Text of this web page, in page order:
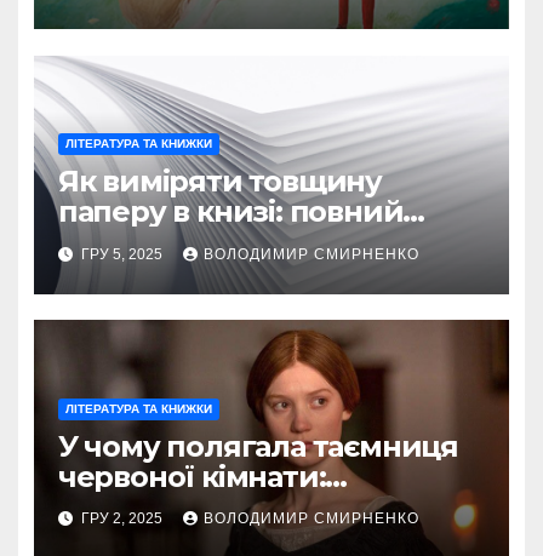
ЛІТЕРАТУРА ТА КНИЖКИ
Як виміряти товщину
паперу в книзі: повний
посібник
ГРУ 5, 2025 ВОЛОДИМИР СМИРНЕНКО
ЛІТЕРАТУРА ТА КНИЖКИ
У чому полягала таємниця
червоної кімнати:
глибинний аналіз історії та
значення
ГРУ 2, 2025 ВОЛОДИМИР СМИРНЕНКО